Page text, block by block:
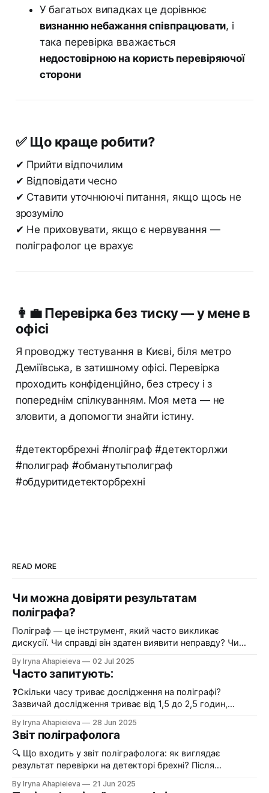
У багатьох випадках це дорівнює
визнанню небажання співпрацювати, і
така перевірка вважається
недостовірною на користь перевіряючої
сторони
✅ Що краще робити?
✔ Прийти відпочилим
✔ Відповідати чесно
✔ Ставити уточнюючі питання, якщо щось не
зрозуміло
✔ Не приховувати, якщо є нервування —
поліграфолог це врахує
👩‍💼 Перевірка без тиску — у мене в
офісі
Я проводжу тестування в Києві, біля метро
Деміївська, в затишному офісі. Перевірка
проходить конфіденційно, без стресу і з
попереднім спілкуванням. Моя мета — не
зловити, а допомогти знайти істину.
#детекторбрехні #поліграф #детекторлжи
#полиграф #обманутьполиграф
#обдуритидетекторбрехні
READ MORE
Чи можна довіряти результатам
поліграфа?
Поліграф — це інструмент, який часто викликає
дискусії. Чи справді він здатен виявити неправду? Чи
брехні? 🔍 Як працює поліграф? Поліграф фіксує
фізіологічні реакції людини: зміни серцебиття, дихання,
потовиділення, мікрорухи тіла. Ці показники
обробляються кваліфікованим фахівцем і аналізуються у
При дотриманні
By Iryna Ahapieieva 02 Jul 2025
Часто запитують:
❓Скільки часу триває дослідження на поліграфі?
Зазвичай дослідження триває від 1,5 до 2,5 годин,
психологічного стану респондента. ❓Як підготуватися
до перевірки на поліграфі? Найкраще — добре
виспатись, не вживати алкоголь або стимулятори
напередодні, прийти в спокійному стані та не боятися. Я
By Iryna Ahapieieva 28 Jun 2025
Звіт поліграфолога
🔍 Що входить у звіт поліграфолога: як виглядає
результат перевірки на детекторі брехні? Після
письмовий звіт. Він складається не лише з “так” чи “ні”
By Iryna Ahapieieva 21 Jun 2025